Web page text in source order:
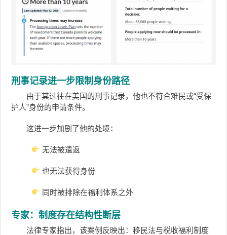
刑事记录进一步限制身份路径
由于其过往在美国的刑事记录，他也不符合难民或“受保
护人”身份的申请条件。
这进一步加剧了他的处境：
无法被遣返
也无法获得身份
同时被排除在福利体系之外
专家：制度存在结构性断层
法律专家指出，该案例反映出：移民法与税收福利制度